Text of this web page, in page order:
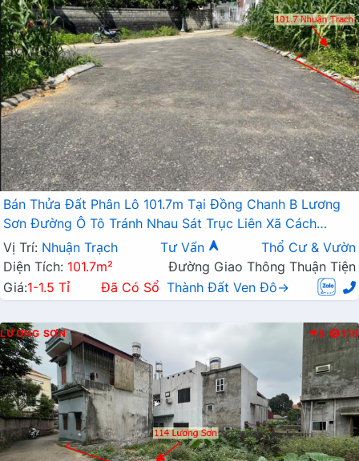
Bán Thửa Đất Phân Lô 101.7m Tại Đồng Chanh B Lương
Sơn Đường Ô Tô Tránh Nhau Sát Trục Liên Xã Cách
QL21A Chỉ Vài Trăm Mét
Vị Trí: Nhuận Trạch Tư Vấn
Thổ Cư & Vườn
Diện Tích: 101.7m²
Đường Giao Thông Thuận Tiện
Giá:1-1.5 Tỉ Đã Có Sổ Thành Đất Ven Đô→
LƯƠNG SƠN B 110